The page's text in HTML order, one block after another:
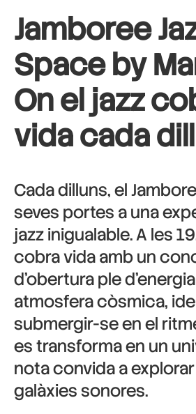
Jamboree
Space by
On el jazz
vida cada
Cada dilluns, el
seves portes a una
jazz inigualable. A les
cobra vida amb un
d’obertura ple
atmosfera còsmica,
submergir-se en el
es transforma en un
nota convida a
galàxies sonores.